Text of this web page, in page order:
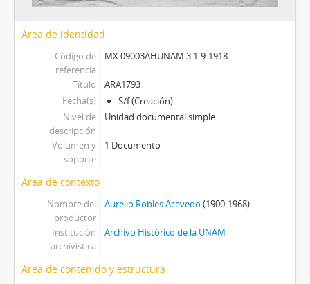
Área de identidad
Código de
referencia
MX 09003AHUNAM 3.1-9-1918
Título
ARA1793
Fecha(s)
S/f (Creación)
Nivel de
descripción
Unidad documental simple
Volumen y
soporte
1 Documento
Área de contexto
Nombre del
productor
Aurelio Robles Acevedo (1900-1968)
Institución
archivística
Archivo Histórico de la UNAM
Área de contenido y estructura